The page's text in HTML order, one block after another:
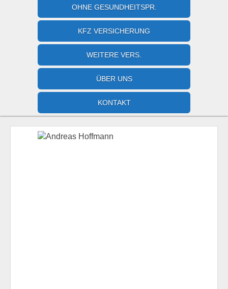
OHNE GESUNDHEITSPR.
KFZ VERSICHERUNG
WEITERE VERS.
ÜBER UNS
KONTAKT